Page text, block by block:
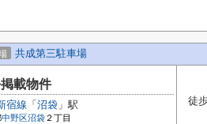
共成第三駐車場
載物件
宿線 「 沼袋 」駅
中野区沼袋 ２丁目
徒